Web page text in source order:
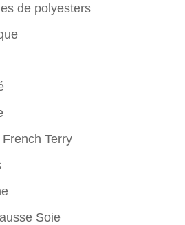
de polyesters
Terry
Soie